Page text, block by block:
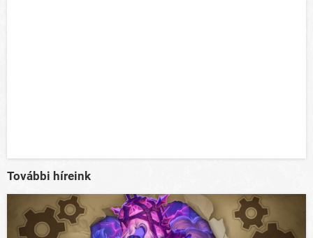
További híreink